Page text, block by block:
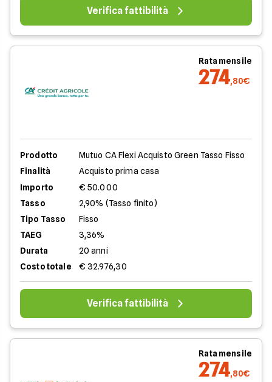
Verifica fattibilità
Rata mensile
274,80€
Prodotto
Mutuo CA Flexi Acquisto Green Tasso Fisso
Finalità
Acquisto prima casa
Importo
€ 50.000
Tasso
2,90% (Tasso finito)
Tipo Tasso
Fisso
TAEG
3,36%
Durata
20 anni
Costo totale
€ 32.976,30
Verifica fattibilità
Rata mensile
274,80€